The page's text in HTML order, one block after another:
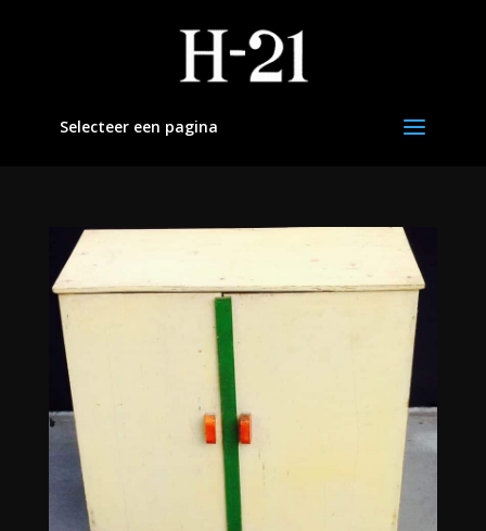
Selecteer een pagina